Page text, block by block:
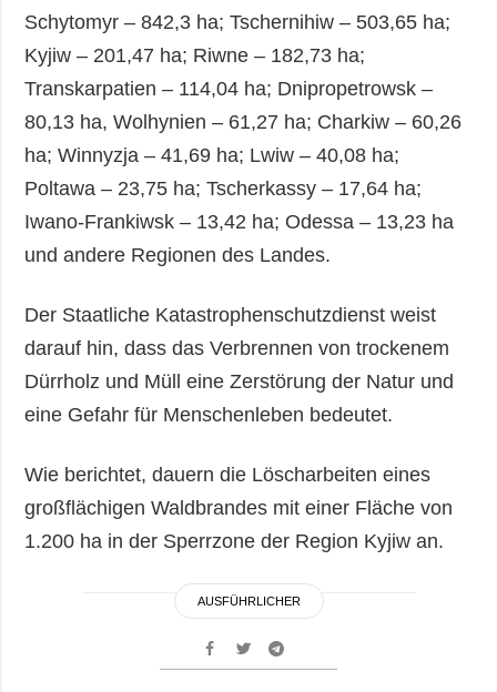
Schytomyr – 842,3 ha; Tschernihiw – 503,65 ha;
Kyjiw – 201,47 ha; Riwne – 182,73 ha;
Transkarpatien – 114,04 ha; Dnipropetrowsk –
80,13 ha, Wolhynien – 61,27 ha; Charkiw – 60,26
ha; Winnyzja – 41,69 ha; Lwiw – 40,08 ha;
Poltawa – 23,75 ha; Tscherkassy – 17,64 ha;
Iwano-Frankiwsk – 13,42 ha; Odessa – 13,23 ha
und andere Regionen des Landes.
Der Staatliche Katastrophenschutzdienst weist
darauf hin, dass das Verbrennen von trockenem
Dürrholz und Müll eine Zerstörung der Natur und
eine Gefahr für Menschenleben bedeutet.
Wie berichtet, dauern die Löscharbeiten eines
großflächigen Waldbrandes mit einer Fläche von
1.200 ha in der Sperrzone der Region Kyjiw an.
AUSFÜHRLICHER